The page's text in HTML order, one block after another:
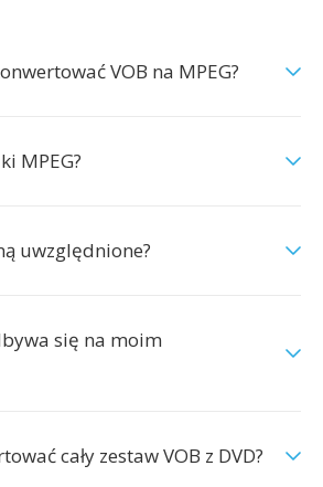
VOB na MPEG?
MPEG?
uwzględnione?
się na moim
cały zestaw VOB z DVD?